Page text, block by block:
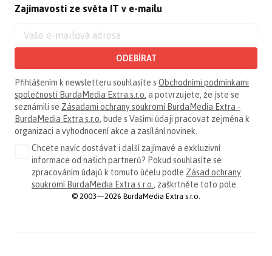
Zajímavosti ze světa IT v e-mailu
ODEBÍRAT
Přihlášením k newsletteru souhlasíte s Obchodními podmínkami
společnosti BurdaMedia Extra s.r.o. a potvrzujete, že jste se
seznámili se Zásadami ochrany soukromí BurdaMedia Extra -
BurdaMedia Extra s.r.o. bude s Vašimi údaji pracovat zejména k
organizaci a vyhodnocení akce a zasílání novinek.
Chcete navíc dostávat i další zajímavé a exkluzivní
informace od našich partnerů? Pokud souhlasíte se
zpracováním údajů k tomuto účelu podle Zásad ochrany
soukromí BurdaMedia Extra s.r.o. , zaškrtněte toto pole.
© 2003—2026 BurdaMedia Extra s.r.o.